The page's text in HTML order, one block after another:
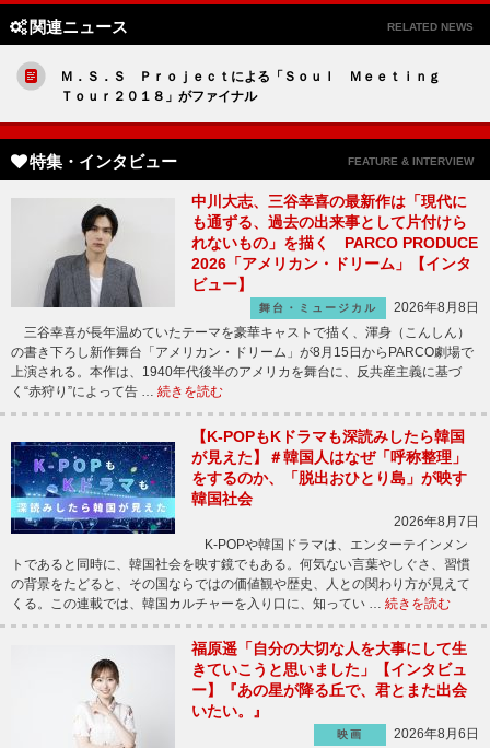
関連ニュース RELATED NEWS
Ｍ．Ｓ．Ｓ Ｐｒｏｊｅｃｔによる「Ｓｏｕｌ Ｍｅｅｔｉｎｇ
Ｔｏｕｒ２０１８」がファイナル
特集・インタビュー FEATURE & INTERVIEW
中川大志、三谷幸喜の最新作は「現代に
も通ずる、過去の出来事として片付けら
れないもの」を描く PARCO PRODUCE
2026「アメリカン・ドリーム」【インタ
ビュー】
舞台・ミュージカル
2026年8月8日
三谷幸喜が長年温めていたテーマを豪華キャストで描く、渾身（こんしん）
の書き下ろし新作舞台「アメリカン・ドリーム」が8月15日からPARCO劇場で
上演される。本作は、1940年代後半のアメリカを舞台に、反共産主義に基づ
く“赤狩り”によって告 … 続きを読む
【K-POPもKドラマも深読みしたら韓国
が見えた】＃韓国人はなぜ「呼称整理」
をするのか、「脱出おひとり島」が映す
韓国社会
2026年8月7日
K-POPや韓国ドラマは、エンターテインメン
トであると同時に、韓国社会を映す鏡でもある。何気ない言葉やしぐさ、習慣
の背景をたどると、その国ならではの価値観や歴史、人との関わり方が見えて
くる。この連載では、韓国カルチャーを入り口に、知ってい … 続きを読む
福原遥「自分の大切な人を大事にして生
きていこうと思いました」【インタビュ
ー】『あの星が降る丘で、君とまた出会
いたい。』
映画
2026年8月6日